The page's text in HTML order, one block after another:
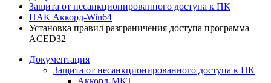
Защита от несанкционированного доступа к ПК
ПАК Аккорд-Win64
Установка правил разграничения доступа программа
ACED32
Документация
Защита от несанкционированного доступа к ПК
Аккорд-МКТ